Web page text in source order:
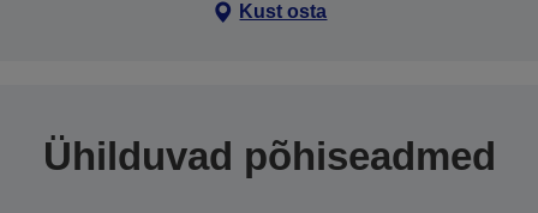
Kust osta
Ühilduvad põhiseadmed